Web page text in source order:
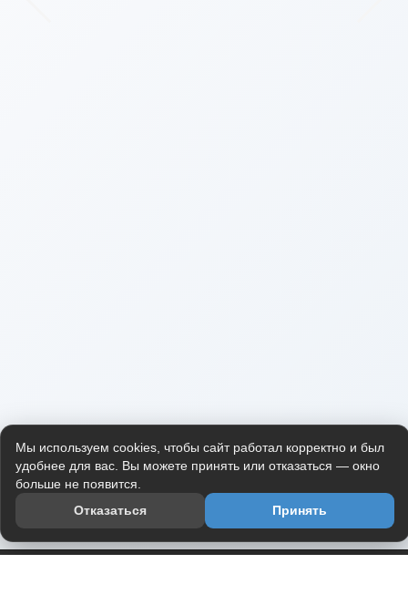
Мы используем cookies, чтобы сайт работал корректно и был
удобнее для вас. Вы можете принять или отказаться — окно
больше не появится.
Отказаться
Принять